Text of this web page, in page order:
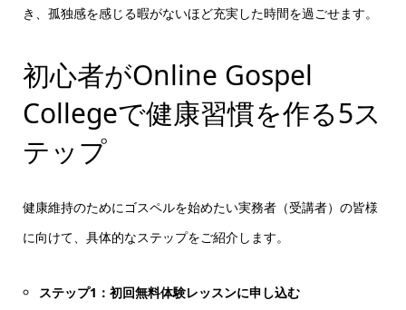
き、孤独感を感じる暇がないほど充実した時間を過ごせます。
初心者がOnline Gospel
Collegeで健康習慣を作る5ス
テップ
健康維持のためにゴスペルを始めたい実務者（受講者）の皆様
に向けて、具体的なステップをご紹介します。
ステップ1：初回無料体験レッスンに申し込む